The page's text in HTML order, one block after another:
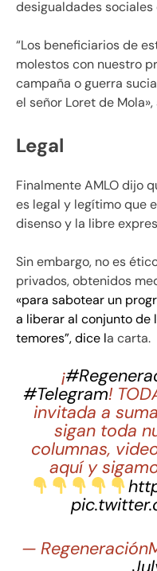
desigualdades
“Los beneficiarios de
molestos con nuestro
campaña o guerra
el señor Loret de
Legal
Finalmente AMLO dijo
es legal y legítimo que
disenso y la libre
Sin embargo, no es
privados, obtenidos
«para sabotear un
a liberar al conjunto de
temores”, dice la carta.
¡
#Telegram!
invitada a
sigan toda
columnas,
aquí y
—